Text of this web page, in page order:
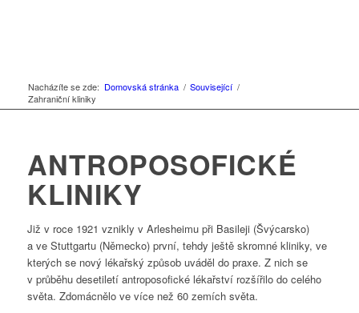
Nacházíte se zde: Domovská stránka / Související /
Zahraniční kliniky
ANTROPOSOFICKÉ
KLINIKY
Již v roce 1921 vznikly v Arlesheimu při Basileji (Švýcarsko)
a ve Stuttgartu (Německo) první, tehdy ještě skromné kliniky, ve
kterých se nový lékařský způsob uváděl do praxe. Z nich se
v průběhu desetiletí antroposofické lékařství rozšířilo do celého
světa. Zdomácnělo ve více než 60 zemích světa.